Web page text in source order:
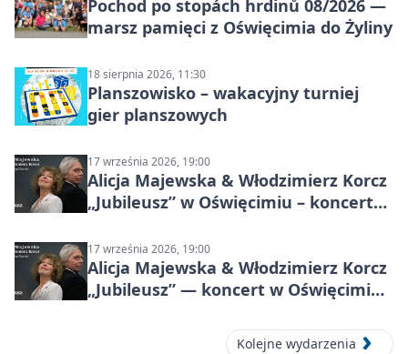
Pochod po stopách hrdinů 08/2026 —
marsz pamięci z Oświęcimia do Żyliny
18 sierpnia 2026, 11:30
Planszowisko – wakacyjny turniej
gier planszowych
17 września 2026, 19:00
Alicja Majewska & Włodzimierz Korcz
„Jubileusz” w Oświęcimiu – koncert
17 września 2026, 19:00
Alicja Majewska & Włodzimierz Korcz
„Jubileusz” — koncert w Oświęcimiu,
Kolejne wydarzenia